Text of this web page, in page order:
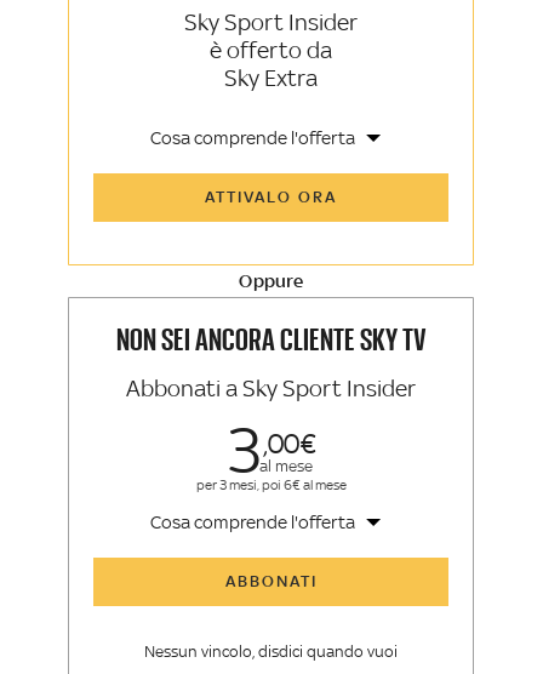
Sky Sport Insider
è offerto da
Sky Extra
Cosa comprende l'offerta
Sky TG24 Insider
Sport e Sky TG24
La newsletter esclusiva di Sky Sport
ATTIVALO ORA
Oppure
NON SEI ANCORA CLIENTE SKY TV
Abbonati a Sky Sport Insider
300
al mese
per 3 mesi, poi 6€ al mese
Cosa comprende l'offerta
Sport
ABBONATI
Nessun vincolo, disdici quando vuoi